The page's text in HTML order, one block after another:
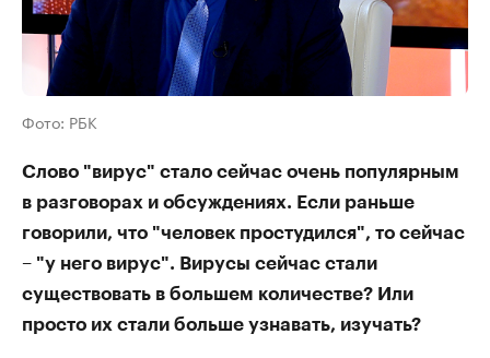
Фото: РБК
Слово "вирус" стало сейчас очень популярным
в разговорах и обсуждениях. Если раньше
говорили, что "человек простудился", то сейчас
– "у него вирус". Вирусы сейчас стали
существовать в большем количестве? Или
просто их стали больше узнавать, изучать?